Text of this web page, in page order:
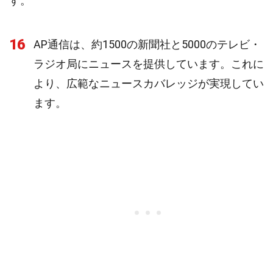
16
AP通信は、約1500の新聞社と5000のテレビ・
ラジオ局にニュースを提供しています。これに
より、広範なニュースカバレッジが実現してい
ます。